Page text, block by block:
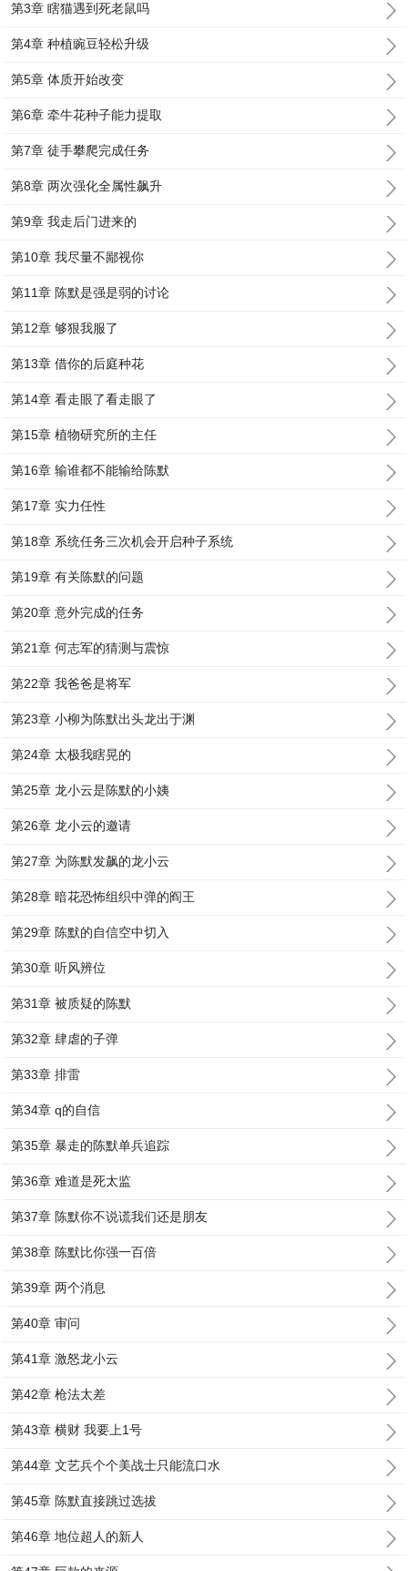
第3章 瞎猫遇到死老鼠吗
第4章 种植豌豆轻松升级
第5章 体质开始改变
第6章 牵牛花种子能力提取
第7章 徒手攀爬完成任务
第8章 两次强化全属性飙升
第9章 我走后门进来的
第10章 我尽量不鄙视你
第11章 陈默是强是弱的讨论
第12章 够狠我服了
第13章 借你的后庭种花
第14章 看走眼了看走眼了
第15章 植物研究所的主任
第16章 输谁都不能输给陈默
第17章 实力任性
第18章 系统任务三次机会开启种子系统
第19章 有关陈默的问题
第20章 意外完成的任务
第21章 何志军的猜测与震惊
第22章 我爸爸是将军
第23章 小柳为陈默出头龙出于渊
第24章 太极我瞎晃的
第25章 龙小云是陈默的小姨
第26章 龙小云的邀请
第27章 为陈默发飙的龙小云
第28章 暗花恐怖组织中弹的阎王
第29章 陈默的自信空中切入
第30章 听风辨位
第31章 被质疑的陈默
第32章 肆虐的子弹
第33章 排雷
第34章 q的自信
第35章 暴走的陈默单兵追踪
第36章 难道是死太监
第37章 陈默你不说谎我们还是朋友
第38章 陈默比你强一百倍
第39章 两个消息
第40章 审问
第41章 激怒龙小云
第42章 枪法太差
第43章 横财 我要上1号
第44章 文艺兵个个美战士只能流口水
第45章 陈默直接跳过选拔
第46章 地位超人的新人